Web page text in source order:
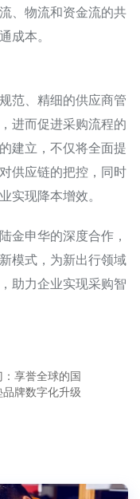
、物流和资金流的共
成本。
范、精细的供应商管
进而促进采购流程的
建立，不仅将全面提
供应链的把控，同时
实现降本增效。
金申华的深度合作，
模式，为新出行领域
助力企业实现采购智
享誉全球的国
牌数字化升级